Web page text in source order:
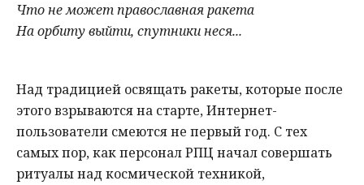
Что не может православная ракета
На орбиту выйти, спутники неся...
Над традицией освящать ракеты, которые после
этого взрываются на старте, Интернет-
пользователи смеются не первый год. С тех
самых пор, как персонал РПЦ начал совершать
ритуалы над космической техникой,